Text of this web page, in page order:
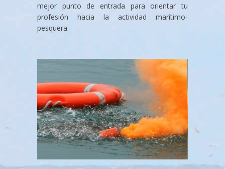
mejor punto de entrada para orientar tu
profesión hacia la actividad marítimo-
pesquera.